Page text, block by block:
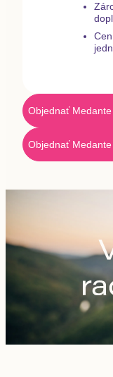
Objednať
Objednať